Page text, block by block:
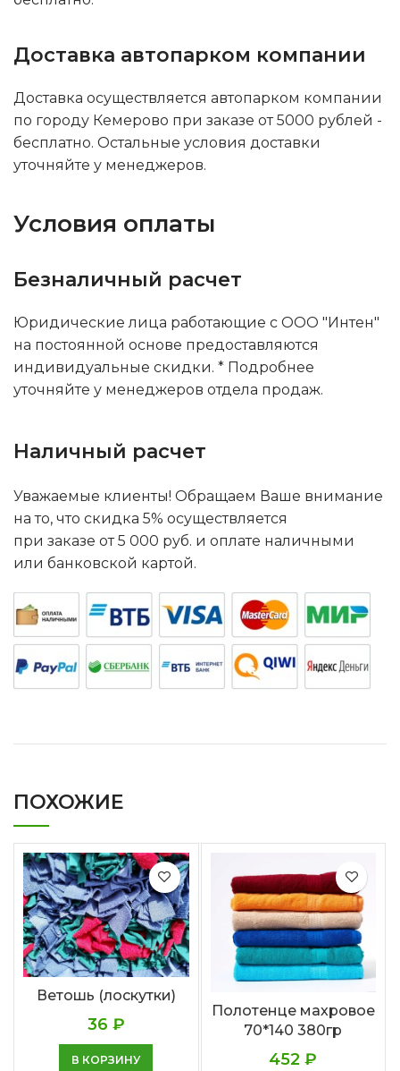
Доставка автопарком компании
Доставка осуществляется автопарком компании
по городу Кемерово при заказе от 5000 рублей -
бесплатно. Остальные условия доставки
уточняйте у менеджеров.
Условия оплаты
Безналичный расчет
Юридические лица работающие с ООО "Интен"
на постоянной основе предоставляются
индивидуальные скидки. * Подробнее
уточняйте у менеджеров отдела продаж.
Наличный расчет
Уважаемые клиенты! Обращаем Ваше внимание
на то, что скидка 5% осуществляется
при заказе от 5 000 руб. и оплате наличными
или банковской картой.
ПОХОЖИЕ
Ветошь (лоскутки)
36 ₽
В КОРЗИНУ
Полотенце махровое
70*140 380гр
452₽